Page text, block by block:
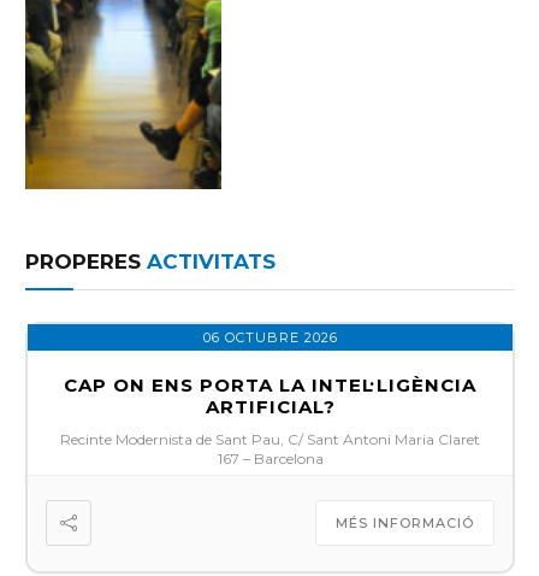
PROPERES ACTIVITATS
06 OCTUBRE 2026
CAP ON ENS PORTA LA INTEL·LIGÈNCIA
ARTIFICIAL?
Recinte Modernista de Sant Pau, C/ Sant Antoni Maria Claret
167 – Barcelona
MÉS INFORMACIÓ